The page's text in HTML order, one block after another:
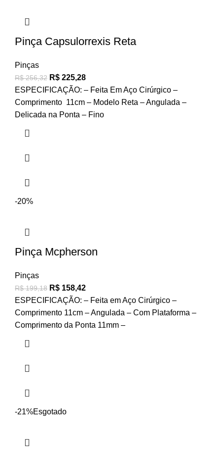
Pinça Capsulorrexis Reta
Pinças
R$256,32 R$ 225,28
ESPECIFICAÇÃO: – Feita Em Aço Cirúrgico –
Comprimento 11cm – Modelo Reta – Angulada –
Delicada na Ponta – Fino
-20%
Pinça Mcpherson
Pinças
R$199,18 R$ 158,42
ESPECIFICAÇÃO: – Feita em Aço Cirúrgico –
Comprimento 11cm – Angulada – Com Plataforma –
Comprimento da Ponta 11mm –
-21%Esgotado